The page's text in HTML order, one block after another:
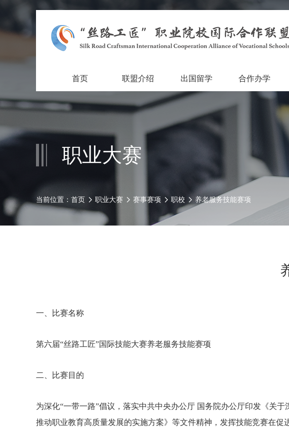
首页 联盟介绍 出国留学 合作办学
职业大赛
当前位置： 首页 职业大赛 赛事赛项 职校 养老服务技能赛项
一、比赛名称
第六届“丝路工匠”国际技能大赛养老服务技能赛项
二、比赛目的
为深化“一带一路”倡议，落实中共中央办公厅 国务院办公厅印发《关
推动职业教育高质量发展的实施方案》等文件精神，发挥技能竞赛在